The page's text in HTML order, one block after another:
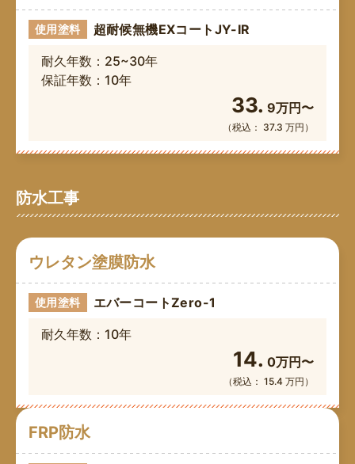
使用塗料
超耐候無機EXコートJY-IR
耐久年数：25~30年
保証年数：10年
33. 9万円〜
（税込： 37.3 万円）
防水工事
ウレタン塗膜防水
使用塗料
エバーコートZero-1
耐久年数：10年
14. 0万円〜
（税込： 15.4 万円）
FRP防水